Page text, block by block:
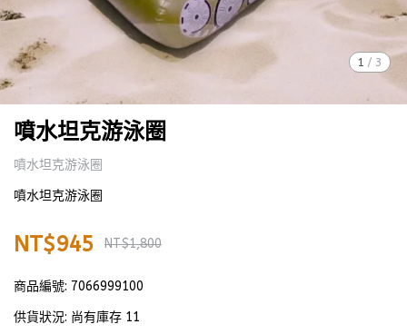
1 / 3
噴水坦克游泳圈
噴水坦克游泳圈
噴水坦克游泳圈
NT$945 NT$1,800
商品編號: 7066999100
供貨狀況: 尚有庫存 11